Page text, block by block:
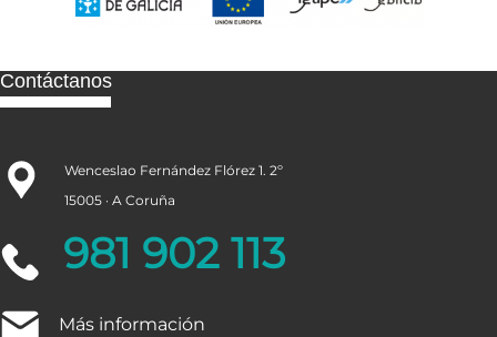
Contáctanos
Wenceslao Fernández Flórez 1. 2º
15005 · A Coruña
981 902 113
Más información